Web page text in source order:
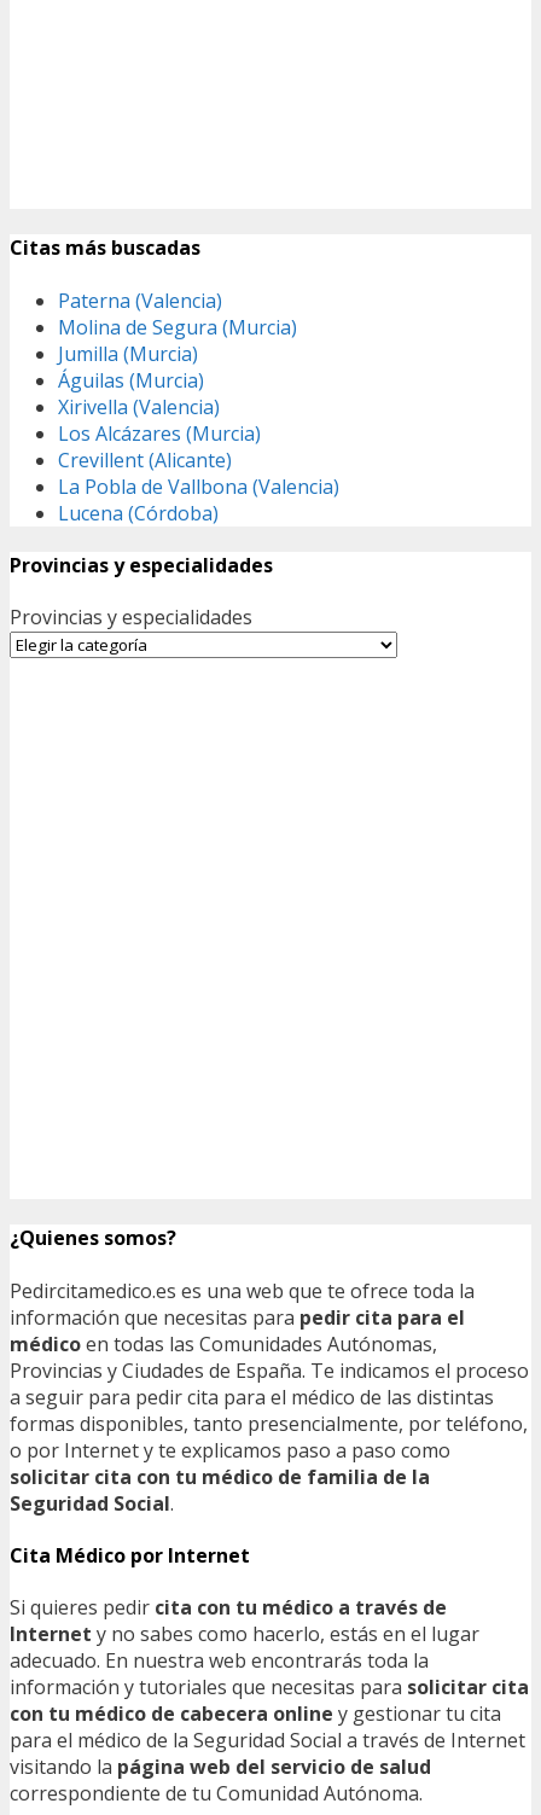
Citas más buscadas
Paterna (Valencia)
Molina de Segura (Murcia)
Jumilla (Murcia)
Águilas (Murcia)
Xirivella (Valencia)
Los Alcázares (Murcia)
Crevillent (Alicante)
La Pobla de Vallbona (Valencia)
Lucena (Córdoba)
Provincias y especialidades
Provincias y especialidades
¿Quienes somos?
Pedircitamedico.es es una web que te ofrece toda la
información que necesitas para pedir cita para el
médicoen todas las Comunidades Autónomas,
Provincias y Ciudades de España. Te indicamos el proceso
a seguir para pedir cita para el médico de las distintas
formas disponibles, tanto presencialmente, por teléfono,
o por Internet y te explicamos paso a paso como
solicitar cita con tu médico de familia de la
Seguridad Social.
Cita Médico por Internet
Si quieres pedir cita con tu médico a través de
Internet y no sabes como hacerlo, estás en el lugar
adecuado. En nuestra web encontrarás toda la
información y tutoriales que necesitas para solicitar cita
con tu médico de cabecera online y gestionar tu cita
para el médico de la Seguridad Social a través de Internet
visitando la página web del servicio de salud
correspondiente de tu Comunidad Autónoma.